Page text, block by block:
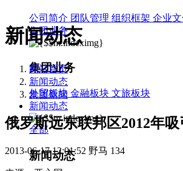
公司简介 团队管理 组织框架 企业
集团业务
集团业务
外贸板块 金融板块 文旅板块
新闻动态
全部
新闻动态
新闻动态
网站首页
新闻动态
集团新闻
俄罗斯远东联邦区2012年
2013-06-17 12:01:52 野马 134